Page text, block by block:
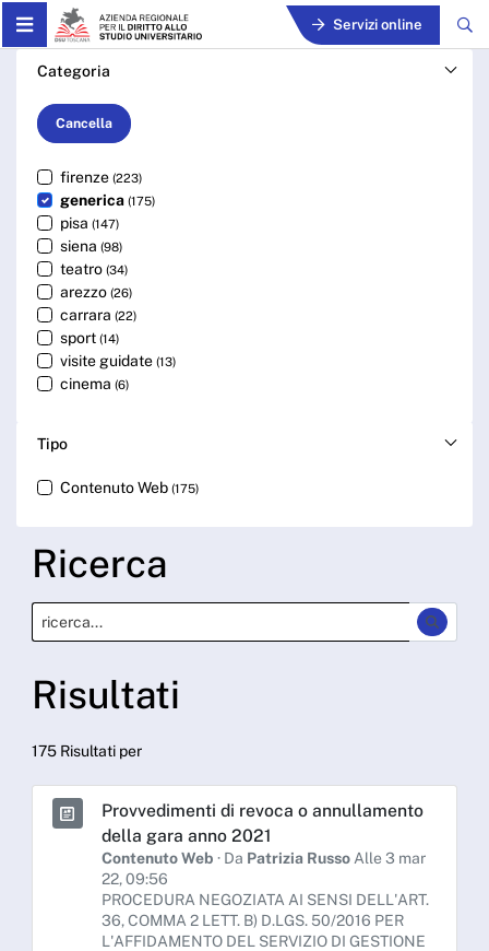
Skip to Main Content Servizi online
Cerca - ARDSU
Categoria
Cancella
firenze (223)
generica (175)
pisa (147)
siena (98)
teatro (34)
arezzo (26)
carrara (22)
sport (14)
visite guidate (13)
cinema (6)
Tipo
Contenuto Web (175)
Ricerca
Risultati
175 Risultati per
Provvedimenti di revoca o annullamento
della gara anno 2021
Contenuto Web · Da Patrizia Russo Alle 3 mar
22, 09:56
PROCEDURA NEGOZIATA AI SENSI DELL'ART.
36, COMMA 2 LETT. B) D.LGS. 50/2016 PER
L'AFFIDAMENTO DEL SERVIZIO DI GESTIONE